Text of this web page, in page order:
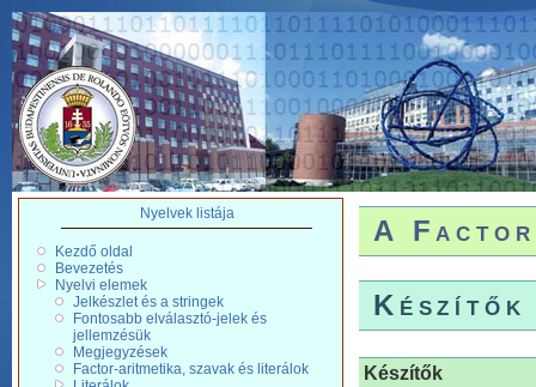
Nyelvek listája
Kezdő oldal
Bevezetés
Nyelvi elemek
Jelkészlet és a stringek
Fontosabb elválasztó-jelek és
jellemzésük
Megjegyzések
Factor-aritmetika, szavak és literálok
A
Készítők
Készítők